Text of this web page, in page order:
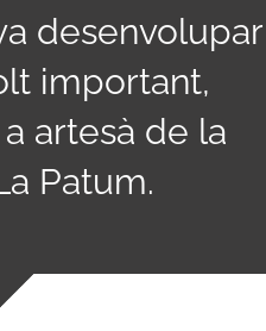
desenvolupar
important,
artesà de la
Patum.